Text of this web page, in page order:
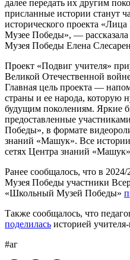
далее передать их другим
присланные истории станут
исторического проекта
Музее Победы», — рассказала
Музея Победы Елена
Проект «Подвиг учителя»
Великой Отечественной
Главная цель проекта —
страны и ее народа, которую
будущим поколениям. Яркие
предоставленные
Победы», в формате
знаний «Машук». Все
сетях Центра знаний
Ранее сообщалось, что в
Музея Победы участники
«Школьный Музей Победы»
Также сообщалось, что
поделилась историей учителя-
#аг